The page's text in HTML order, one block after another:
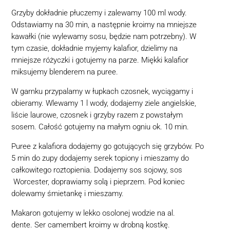
Grzyby dokładnie płuczemy i zalewamy 100 ml wody.
Odstawiamy na 30 min, a następnie kroimy na mniejsze
kawałki (nie wylewamy sosu, będzie nam potrzebny). W
tym czasie, dokładnie myjemy kalafior, dzielimy na
mniejsze różyczki i gotujemy na parze. Miękki kalafior
miksujemy blenderem na puree.
W garnku przypalamy w łupkach czosnek, wyciągamy i
obieramy. Wlewamy 1 l wody, dodajemy ziele angielskie,
liście laurowe, czosnek i grzyby razem z powstałym
sosem. Całość gotujemy na małym ogniu ok. 10 min.
Puree z kalafiora dodajemy go gotujących się grzybów. Po
5 min do zupy dodajemy serek topiony i mieszamy do
całkowitego roztopienia. Dodajemy sos sojowy, sos
Worcester, doprawiamy solą i pieprzem. Pod koniec
dolewamy śmietankę i mieszamy.
Makaron gotujemy w lekko osolonej wodzie na al.
dente. Ser camembert kroimy w drobną kostkę.